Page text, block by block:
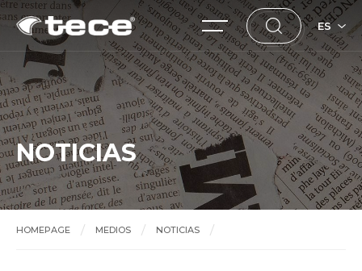
ES
NOTICIAS
HOMEPAGE MEDIOS NOTICIAS